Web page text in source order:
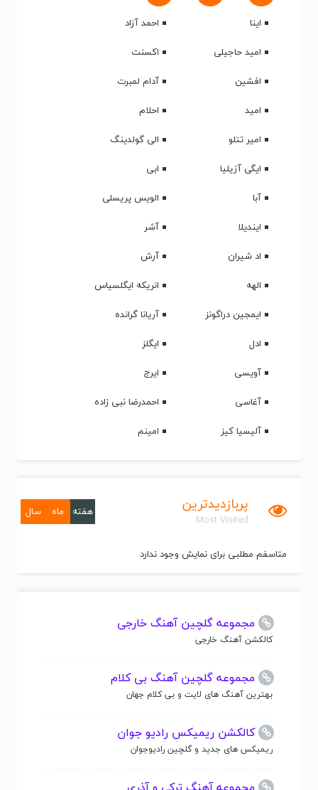
اینا
احمد آزاد
امید حاجیلی
اکسنت
افشین
آدام لمبرت
امید
احلام
امیر تتلو
الی گولدینگ
ایگی آزیلیا
ابی
آبا
الویس پریسلی
ایندیلا
آشر
اد شیران
آرش
الهه
انریکه ایگلسیاس
ایمجین دراگونز
آریانا گرانده
ادل
ایگلز
آویسی
ایرج
آغاسی
احمدرضا نبی زاده
آلیسیا کیز
امینم
پربازدیدترین
Most Visited
هفته ماه سال
متاسفم مطلبی برای نمایش وجود ندارد
مجموعه گلچین آهنگ خارجی
کالکشن آهنگ خارجی
مجموعه گلچین آهنگ بی کلام
بهترین آهنگ های لایت و بی کلام جهان
کالکشن ریمیکس رادیو جوان
ریمیکس های جدید و گلچین رادیوجوان